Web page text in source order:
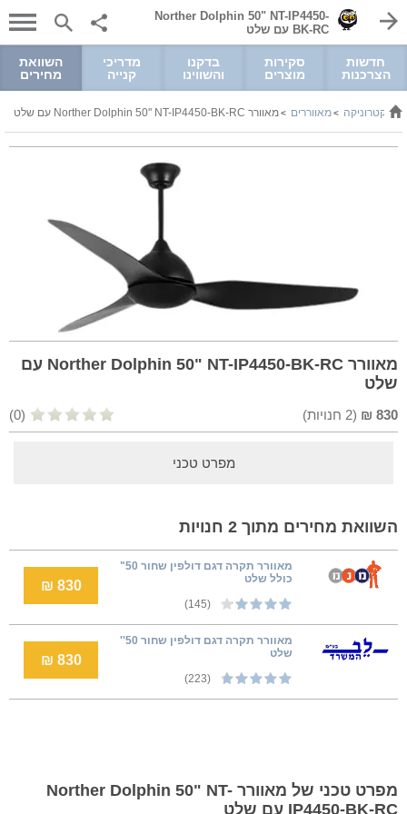
Norther Dolphin 50" NT-IP4450-
BK-RC עם שלט
חדשות
הצרכנות
סקירות
מוצרים
בדקנו
והשווינו
מדריכי
קנייה
השוואת
מחירים
>מאווררים >מאוורר Norther Dolphin 50" NT-IP4450-BK-RC עם שלט
מאוורר Norther Dolphin 50" NT-IP4450-BK-RC עם
שלט
830
₪
(
2 חנויות) (0)
מפרט טכני
השוואת מחירים מתוך 2 חנויות
מאוורר תקרה דגם דולפין שחור 50"
כולל שלט
(145)
830 ₪
מאוורר תקרה דגם דולפין שחור 50''
שלט
(223)
830 ₪
מפרט טכני של מאוורר Norther Dolphin 50" NT-
IP4450-BK-RC עם שלט